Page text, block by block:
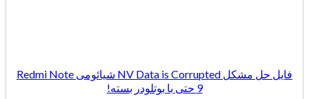
فایل حل مشکل NV Data is Corrupted شیائومی Redmi Note
9 حتی با بوتلودر بسته!